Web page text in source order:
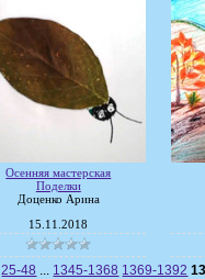
Осенняя мастерская
Поделки
Доценко Арина
15.11.2018
25-48 ... 1345-1368 1369-1392